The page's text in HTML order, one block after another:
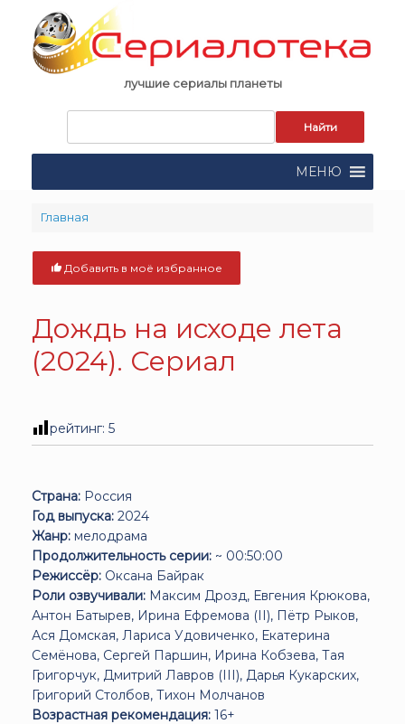
content
лучшие сериалы планеты
поиска:
МЕНЮ
Главная
Добавить в моё избранное
Дождь на исходе лета
(2024). Сериал
рейтинг: 5
Страна: Россия
Год выпуска: 2024
Жанр: мелодрама
Продолжительность серии: ~ 00:50:00
Режиссёр: Оксана Байрак
Роли озвучивали: Максим Дрозд, Евгения Крюкова,
Антон Батырев, Ирина Ефремова (II), Пётр Рыков,
Ася Домская, Лариса Удовиченко, Екатерина
Семёнова, Сергей Паршин, Ирина Кобзева, Тая
Григорчук, Дмитрий Лавров (III), Дарья Кукарских,
Григорий Столбов, Тихон Молчанов
Возрастная рекомендация: 16+